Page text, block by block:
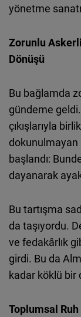
yönetme
Zorunlu
Dönüşü
Bu bağlamda
gündeme
çıkışlarıyla
dokunulmayan
başlandı:
dayanarak
Bu tartışma
da taşıyordu.
ve fedakârlık
girdi. Bu da
kadar köklü bir
Toplumsal